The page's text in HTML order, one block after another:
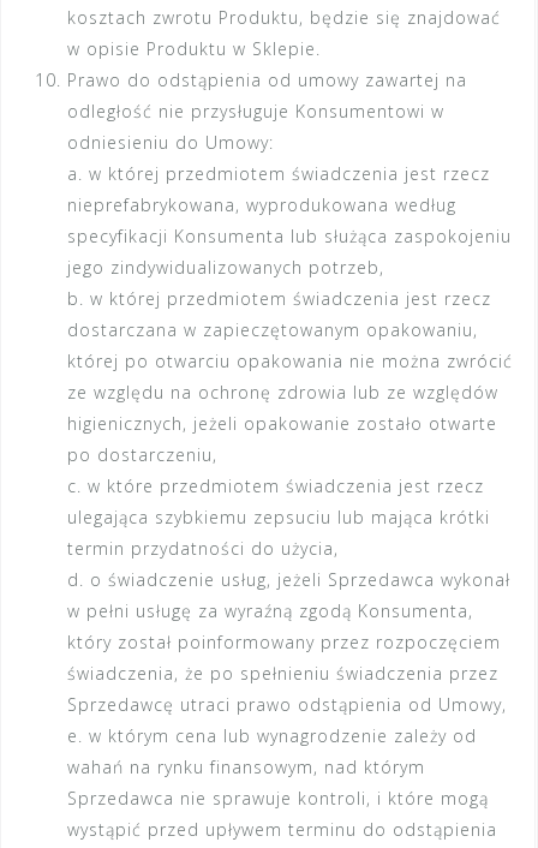
kosztach zwrotu Produktu, będzie się znajdować
w opisie Produktu w Sklepie.
Prawo do odstąpienia od umowy zawartej na
odległość nie przysługuje Konsumentowi w
odniesieniu do Umowy:
a. w której przedmiotem świadczenia jest rzecz
nieprefabrykowana, wyprodukowana według
specyfikacji Konsumenta lub służąca zaspokojeniu
jego zindywidualizowanych potrzeb,
b. w której przedmiotem świadczenia jest rzecz
dostarczana w zapieczętowanym opakowaniu,
której po otwarciu opakowania nie można zwrócić
ze względu na ochronę zdrowia lub ze względów
higienicznych, jeżeli opakowanie zostało otwarte
po dostarczeniu,
c. w które przedmiotem świadczenia jest rzecz
ulegająca szybkiemu zepsuciu lub mająca krótki
termin przydatności do użycia,
d. o świadczenie usług, jeżeli Sprzedawca wykonał
w pełni usługę za wyraźną zgodą Konsumenta,
który został poinformowany przez rozpoczęciem
świadczenia, że po spełnieniu świadczenia przez
Sprzedawcę utraci prawo odstąpienia od Umowy,
e. w którym cena lub wynagrodzenie zależy od
wahań na rynku finansowym, nad którym
Sprzedawca nie sprawuje kontroli, i które mogą
wystąpić przed upływem terminu do odstąpienia